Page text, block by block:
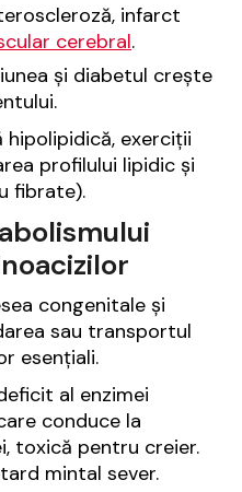
infarct
cerebral.
și diabetul crește
exerciții
profilului lipidic și
fibrate).
congenitale și
sau transportul
esențiali.
al enzimei
conduce la
toxică pentru creier.
mintal sever.